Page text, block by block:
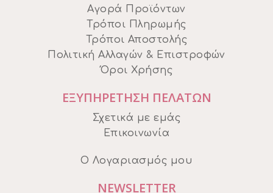
Αγορά Προϊόντων
Τρόποι Πληρωμής
Τρόποι Αποστολής
Πολιτική Αλλαγών & Επιστροφών
Όροι Χρήσης
ΕΞΥΠΗΡΕΤΗΣΗ ΠΕΛΑΤΩΝ
Σχετικά με εμάς
Επικοινωνία
Ο Λογαριασμός μου
NEWSLETTER